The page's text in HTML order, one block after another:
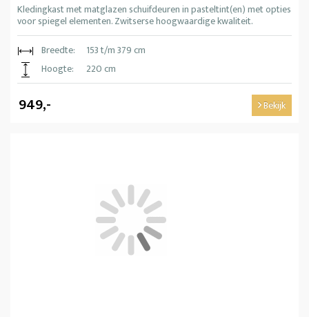
Kledingkast met matglazen schuifdeuren in pasteltint(en) met opties
voor spiegel elementen. Zwitserse hoogwaardige kwaliteit.
Breedte:
153 t/m 379 cm
Hoogte:
220 cm
949,- Bekijk